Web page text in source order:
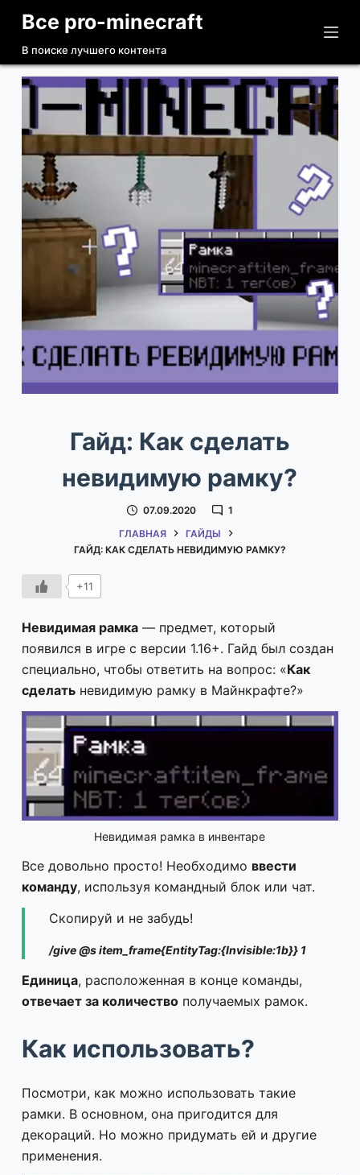
П
р
е
с
т
Все pro-minecraft
В поиске лучшего контента
Гайд: Как сделать
невидимую рамку?
07.09.2020
1
ГЛАВНАЯ
ГАЙДЫ
ГАЙД: КАК СДЕЛАТЬ НЕВИДИМУЮ РАМКУ?
+11
Невидимая рамка— предмет, который
появился в игре с версии 1.16+. Гайд был создан
специально, чтобы ответить на вопрос: «Как
сделатьневидимую рамку в Майнкрафте?»
Невидимая рамка в инвентаре
Все довольно просто! Необходимо ввести
команду, используя командный блок или чат.
Скопируй и не забудь!
/give @s item_frame{EntityTag:{Invisible:1b}} 1
Единица, расположенная в конце команды,
отвечает за количествополучаемых рамок.
Как использовать?
Посмотри, как можно использовать такие
рамки. В основном, она пригодится для
декораций. Но можно придумать ей и другие
применения.